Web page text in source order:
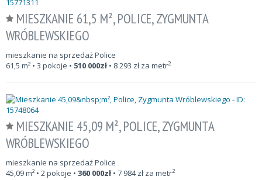
MIESZKANIE 61,5 M², POLICE, ZYGMUNTA
WRÓBLEWSKIEGO
mieszkanie na sprzedaż Police
61,5 m² • 3 pokoje • 510 000zł • 8 293 zł za metr2
MIESZKANIE 45,09 M², POLICE, ZYGMUNTA
WRÓBLEWSKIEGO
mieszkanie na sprzedaż Police
45,09m² • 2 pokoje • 360 000zł • 7 984zł za metr2